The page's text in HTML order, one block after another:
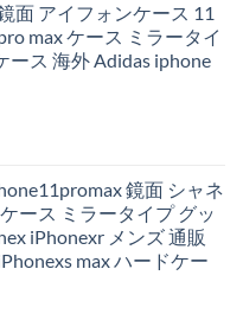
面 アイフォンケース 11
max ケース ミラータイ
ース 海外 Adidas iphone
鏡面 シャネ
ース ミラータイプ グッ
iPhonexr メンズ 通販
max ハードケー